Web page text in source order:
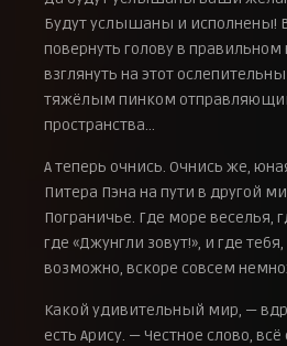
Будут услышаны и исполнены!
повернуть голову в
взглянуть на этот
тяжёлым пинком
пространства…
А теперь очнись. Очнись же,
Питера Пэна на пути в другой
Пограничье. Где море веселья,
где «Джунгли зовут!», и где
возможно, вскоре совсем
Какой удивительный мир, —
есть Арису. — Честное слово,